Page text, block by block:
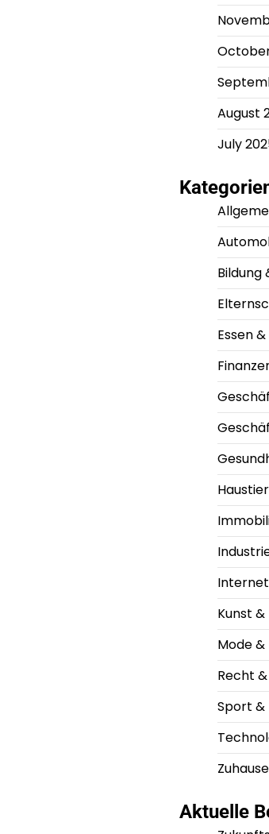
August
July
Bildung
Essen
Kunst
Mode &
Recht
Sport &
Zuhause
Aktuelle